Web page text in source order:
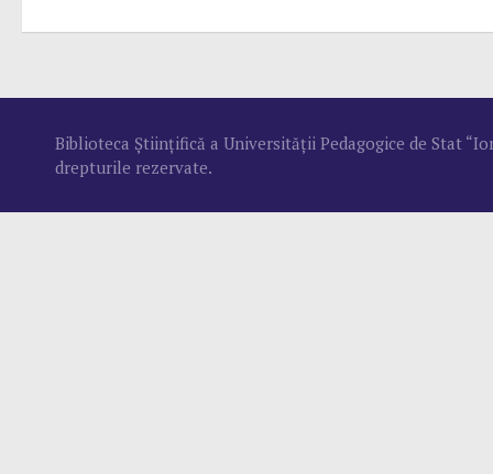
Biblioteca Ştiinţifică a Universităţii Pedagogice de Stat
drepturile rezervate.